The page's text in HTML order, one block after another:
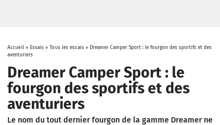
Accueil» Essais »Tous les essais» Dreamer Camper Sport : le fourgon des sportifs et des
aventuriers
Dreamer Camper Sport : le
fourgon des sportifs et des
aventuriers
Le nom du tout dernier fourgon de la gamme Dreamer ne